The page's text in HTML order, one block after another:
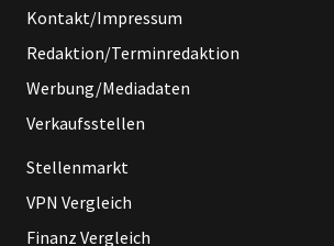
Kontakt/Impressum
Redaktion/Terminredaktion
Werbung/Mediadaten
Verkaufsstellen
Stellenmarkt
VPN Vergleich
Finanz Vergleich